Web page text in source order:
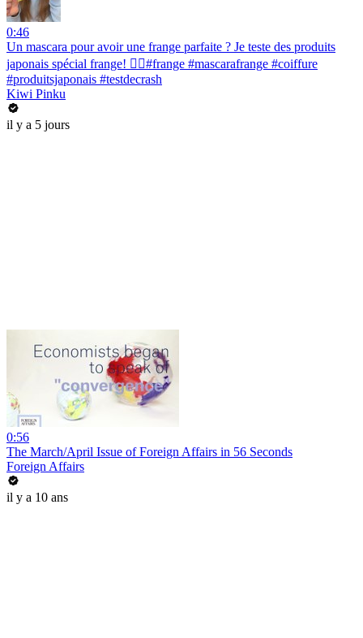
0:46
Un mascara pour avoir une frange parfaite ? Je teste des produits
japonais spécial frange! 💇‍♀️#frange #mascarafrange #coiffure
#produitsjaponais #testdecrash
Kiwi Pinku
il y a 5 jours
0:56
The March/April Issue of Foreign Affairs in 56 Seconds
Foreign Affairs
il y a 10 ans